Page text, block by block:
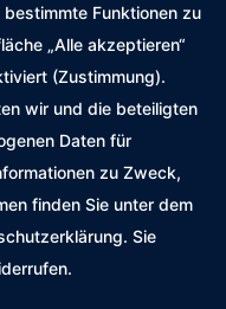
Funktionen zu
„Alle akzeptieren“
(Zustimmung).
wir und die beteiligten
Daten für
zu Zweck,
finden Sie unter dem
Sie